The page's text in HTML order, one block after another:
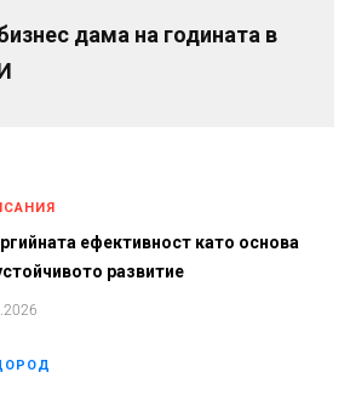
дама на годината в
ефективност като основа
развитие